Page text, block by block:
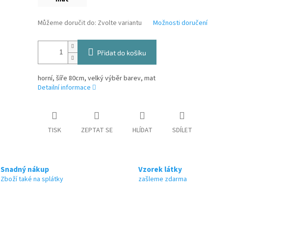
Můžeme doručit do: Zvolte variantu Možnosti doručení
Přidat do košíku
horní, šíře 80cm, velký výběr barev, mat
Detailní informace
TISK ZEPTAT SE HLÍDAT SDÍLET
Snadný nákup
Zboží také na splátky
Vzorek látky
zašleme zdarma